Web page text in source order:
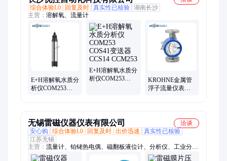
综合体验L0
回复及时 真实性已核验 湖南长沙
主营： 溶解氧、流量计
E+H溶解氧水质分
析仪COM253
E+H溶解氧水质分
析仪COM253
KROHNE金属管
浮子流量仪表
无锡雷磁仪器仪表有限公司
洽谈
安心购
综合体验L0 回复及时 出价迅速
真实性已核验
江苏无锡
主营： 流量计、铂铑热电偶、磁翻板液位计、分析仪、工业分析
监测仪、双金属温度计、高频雷达液位计